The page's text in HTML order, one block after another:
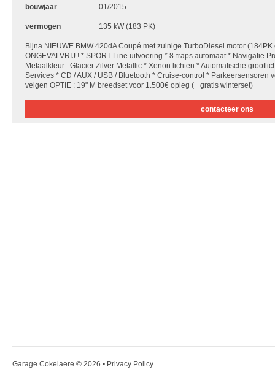
bouwjaar 01/2015
vermogen 135 kW (183 PK)
Bijna NIEUWE BMW 420dA Coupé met zuinige TurboDiesel motor
ONGEVALVRIJ ! * SPORT-Line uitvoering * 8-traps automaat * Navigatie
Metaalkleur : Glacier Zilver Metallic * Xenon lichten * Automatische
Services * CD / AUX / USB / Bluetooth * Cruise-control * Parkeersensoren
velgen OPTIE : 19" M breedset voor 1.500€ opleg (+ gratis winterset)
contacteer ons
Garage Cokelaere © 2026 • Privacy Policy